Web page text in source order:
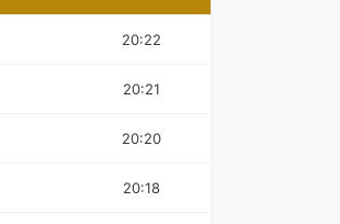
20:22
20:21
20:20
20:18